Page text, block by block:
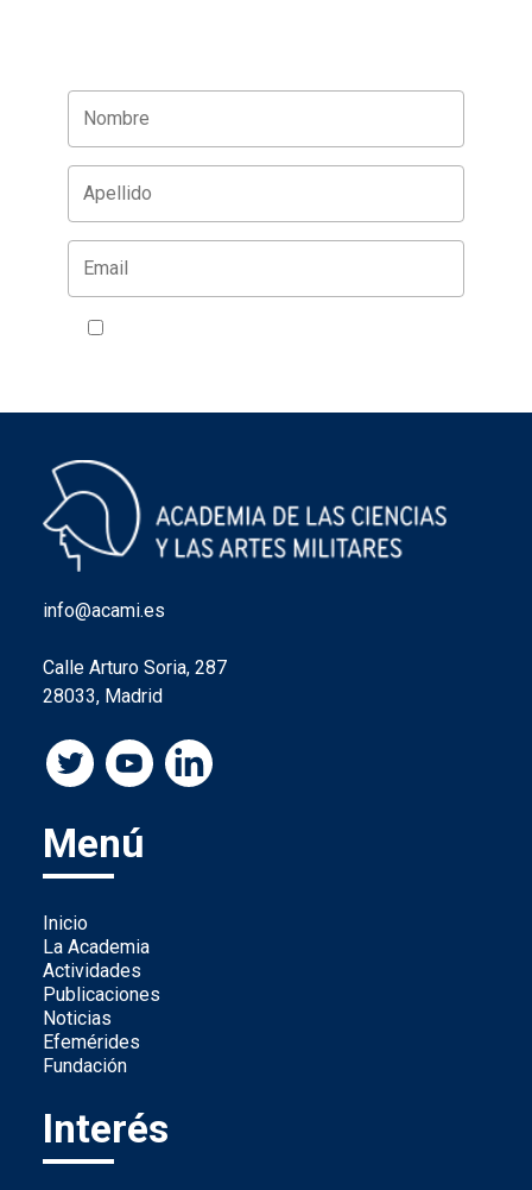
info@acami.es
Calle Arturo Soria, 287
28033, Madrid
Menú
Inicio
La Academia
Actividades
Publicaciones
Noticias
Efemérides
Fundación
Interés